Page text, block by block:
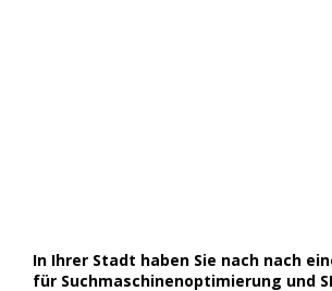
In Ihrer Stadt haben Sie nach nach
für Suchmaschinenoptimierung und